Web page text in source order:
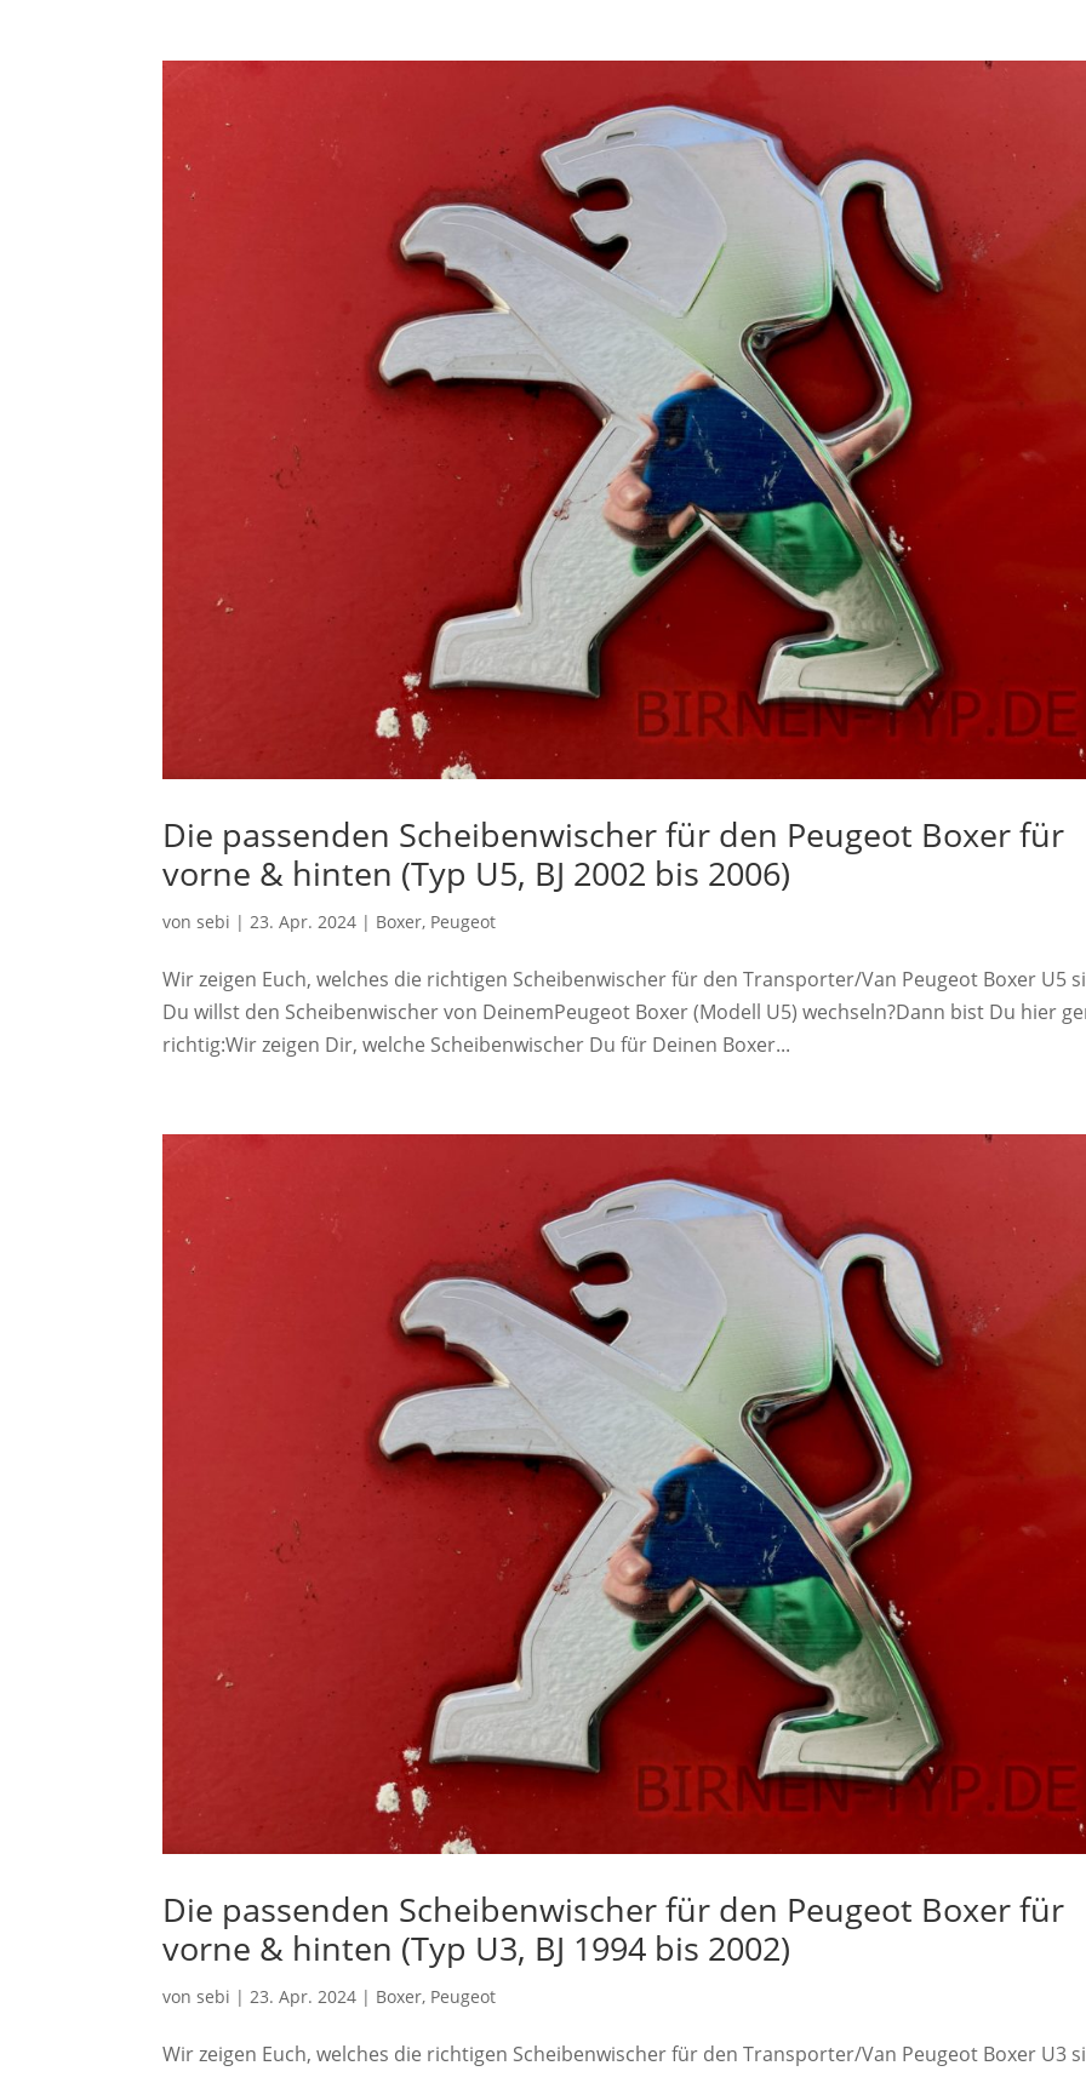
Die passenden Scheibenwischer für den Peugeot Boxer für
vorne & hinten (Typ U5, BJ 2002 bis 2006)
vonsebi |23. Apr. 2024 | Boxer, Peugeot
Wir zeigen Euch, welches die richtigen Scheibenwischer für den Transporter/Van Peugeot Boxer U5
Du willst den Scheibenwischer von DeinemPeugeot Boxer (Modell U5) wechseln?Dann bist Du hier
richtig:Wir zeigen Dir, welche Scheibenwischer Du für Deinen Boxer...
Die passenden Scheibenwischer für den Peugeot Boxer für
vorne & hinten (Typ U3, BJ 1994 bis 2002)
vonsebi |23. Apr. 2024 | Boxer, Peugeot
Wir zeigen Euch, welches die richtigen Scheibenwischer für den Transporter/Van Peugeot Boxer U3